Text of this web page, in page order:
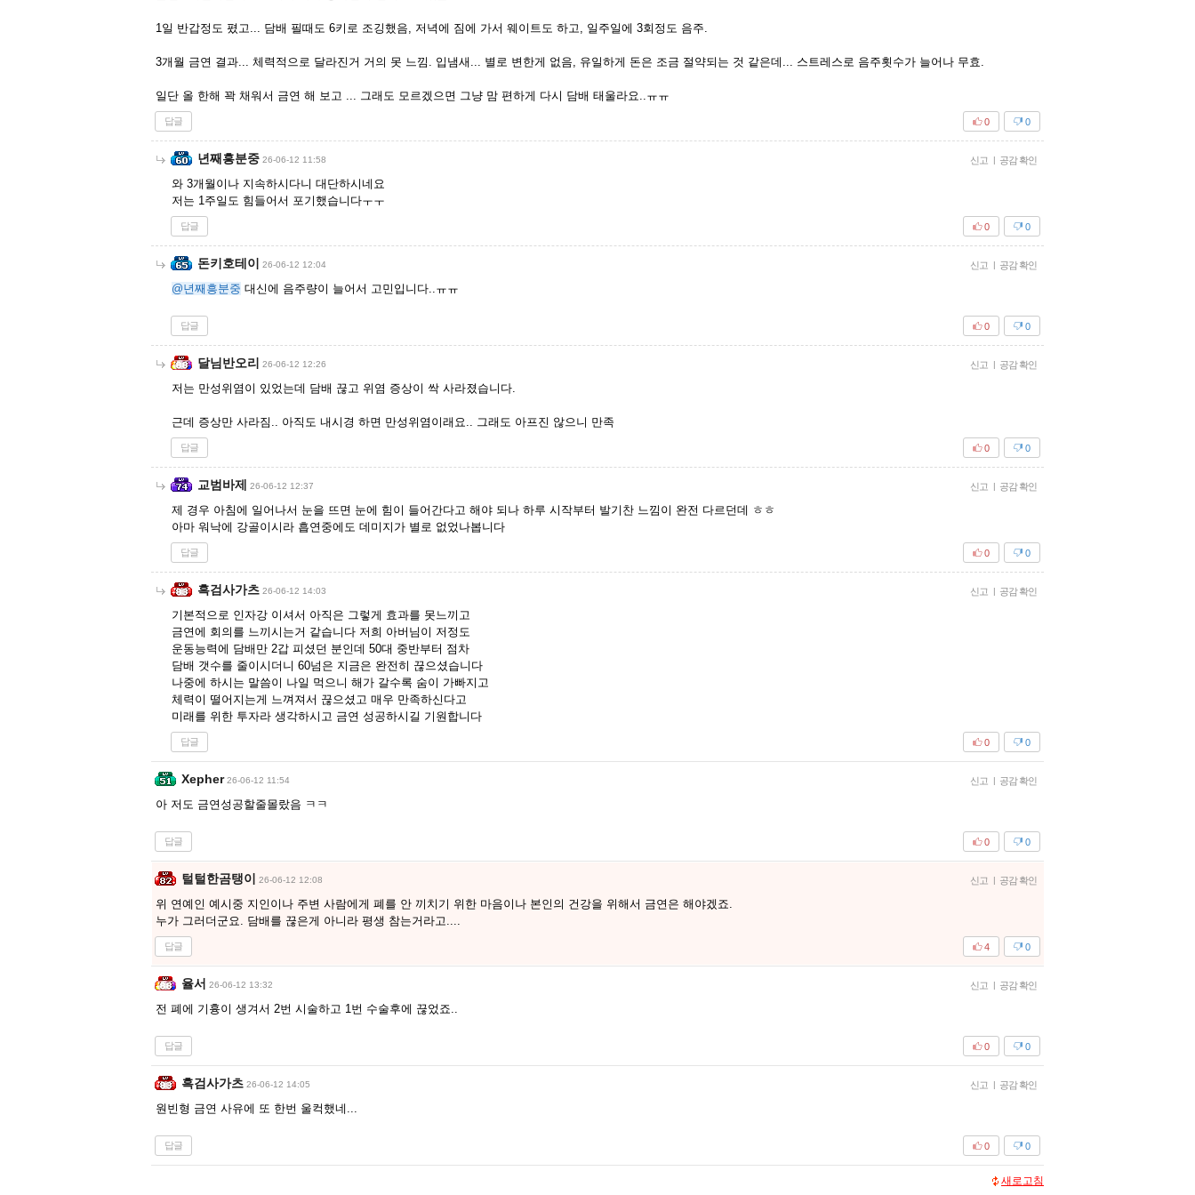
1일 반갑정도 폈고... 담배 필때도 6키로 조깅했음, 저녁에 짐에 가서 웨이트도 하고, 일주일에 3회정도 음주.
3개월 금연 결과... 체력적으로 달라진거 거의 못 느낌. 입냄새... 별로 변한게 없음, 유일하게 돈은 조금 절약되는 것 같은데... 스트레스로 음주횟수가 늘어나 무효.
일단 올 한해 꽉 채워서 금연 해 보고 ... 그래도 모르겠으면 그냥 맘 편하게 다시 담배 태울라요..ㅠㅠ
답글 0
0
년째흥분중 26-06-12 11:58 신고 | 공감 확인
와 3개월이나 지속하시다니 대단하시네요
저는 1주일도 힘들어서 포기했습니다ㅜㅜ
답글 0
0
돈키호테이 26-06-12 12:04 신고 | 공감 확인
@년째흥분중 대신에 음주량이 늘어서 고민입니다..ㅠㅠ
답글 0
0
달님반오리 26-06-12 12:26 신고 | 공감 확인
저는 만성위염이 있었는데 담배 끊고 위염 증상이 싹 사라졌습니다.
근데 증상만 사라짐.. 아직도 내시경 하면 만성위염이래요.. 그래도 아프진 않으니 만족
답글 0
0
교범바제 26-06-12 12:37 신고 | 공감 확인
제 경우 아침에 일어나서 눈을 뜨면 눈에 힘이 들어간다고 해야 되나 하루 시작부터 발기찬 느낌이 완전 다르던데 ㅎㅎ
아마 워낙에 강골이시라 흡연중에도 데미지가 별로 없었나봅니다
답글 0
0
흑검사가츠 26-06-12 14:03 신고 | 공감 확인
기본적으로 인자강 이셔서 아직은 그렇게 효과를 못느끼고
금연에 회의를 느끼시는거 같습니다 저희 아버님이 저정도
운동능력에 담배만 2갑 피셨던 분인데 50대 중반부터 점차
담배 갯수를 줄이시더니 60넘은 지금은 완전히 끊으셨습니다
나중에 하시는 말씀이 나일 먹으니 해가 갈수록 숨이 가빠지고
체력이 떨어지는게 느껴져서 끊으셨고 매우 만족하신다고
미래를 위한 투자라 생각하시고 금연 성공하시길 기원합니다
답글 0
0
Xepher 26-06-12 11:54 신고 | 공감 확인
아 저도 금연성공할줄몰랐음 ㅋㅋ
답글 0
0
털털한곰탱이 26-06-12 12:08 신고 | 공감 확인
위 연예인 예시중 지인이나 주변 사람에게 폐를 안 끼치기 위한 마음이나 본인의 건강을 위해서 금연은 해야겠죠.
누가 그러더군요. 담배를 끊은게 아니라 평생 참는거라고....
답글 0
4
율서 26-06-12 13:32 신고 | 공감 확인
전 폐에 기흉이 생겨서 2번 시술하고 1번 수술후에 끊었죠..
답글 0
0
흑검사가츠 26-06-12 14:05 신고 | 공감 확인
원빈형 금연 사유에 또 한번 울컥했네...
답글 0
0
새로고침